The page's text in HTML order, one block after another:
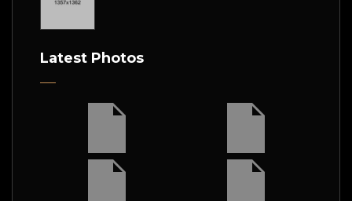
Latest Photos